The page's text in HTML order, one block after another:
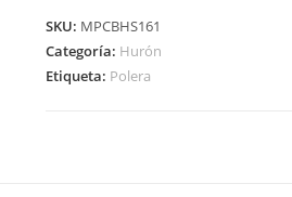
SKU: MPCBHS161
Categoría: Hurón
Etiqueta: Polera